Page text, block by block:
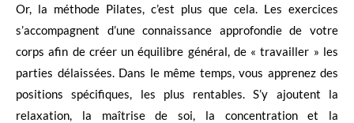
Or, la méthode Pilates, c’est plus que cela. Les exercices
s’accompagnent d’une connaissance approfondie de votre
corps afin de créer un équilibre général, de « travailler » les
parties délaissées. Dans le même temps, vous apprenez des
positions spécifiques, les plus rentables. S’y ajoutent la
relaxation, la maîtrise de soi, la concentration et la